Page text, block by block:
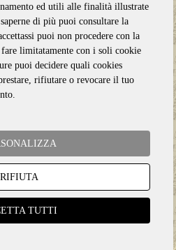
ed utili alle finalità illustrate
di più puoi consultare la
puoi non procedere con la
limitatamente con i soli cookie
puoi decidere quali cookies
rifiutare o revocare il tuo
RIFIUTA
TUTTI